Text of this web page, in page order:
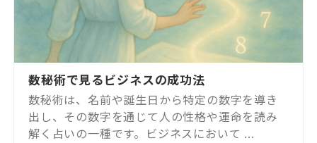
数秘術で見るビジネスの成功法
数秘術は、名前や誕生日から特定の数字を導き
出し、その数字を通じて人の性格や運命を読み
解く占いの一種です。ビジネスにおいて ...